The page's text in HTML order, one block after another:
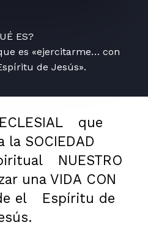
ES?
es «ejercitarme… con
de Jesús».
que
la SOCIEDAD
NUESTRO
una VIDA CON
el
Espíritu de